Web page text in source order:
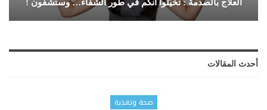
العلاج بالصدمة : تخيّلوا أنكم في طور الشفاء… وستشفون !
أحدث المقالات
صحة وتغذية